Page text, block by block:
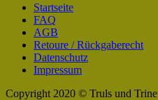
Startseite
FAQ
AGB
Retoure / Rückgaberecht
Datenschutz
Impressum
Copyright 2020 © Truls und Trine